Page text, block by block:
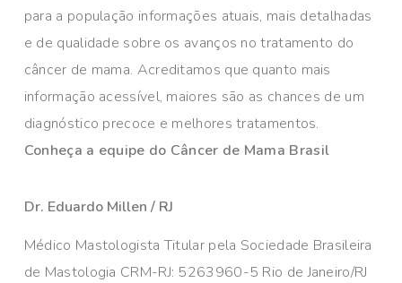
para a população informações atuais, mais detalhadas
e de qualidade sobre os avanços no tratamento do
câncer de mama. Acreditamos que quanto mais
informação acessível, maiores são as chances de um
diagnóstico precoce e melhores tratamentos.
Conheça a equipe do Câncer de Mama Brasil
Dr. Eduardo Millen / RJ
Médico Mastologista Titular pela Sociedade Brasileira
de Mastologia CRM-RJ: 5263960-5 Rio de Janeiro/RJ